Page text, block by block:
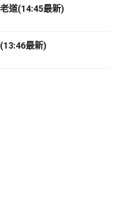
道(14:45最新)
最新)